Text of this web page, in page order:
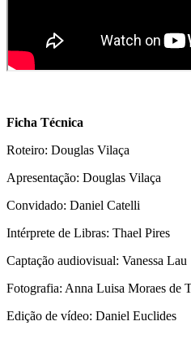
Ficha Técnica
Roteiro: Douglas Vilaça
Apresentação: Douglas Vilaça
Convidado: Daniel Catelli
Intérprete de Libras: Thael Pires
Captação audiovisual: Vanessa Lau
Fotografia: Anna Luisa Moraes de
Edição de vídeo: Daniel Euclides